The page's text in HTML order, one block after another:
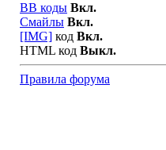
BB коды Вкл.
Смайлы Вкл.
[IMG] код Вкл.
HTML код Выкл.
Правила форума